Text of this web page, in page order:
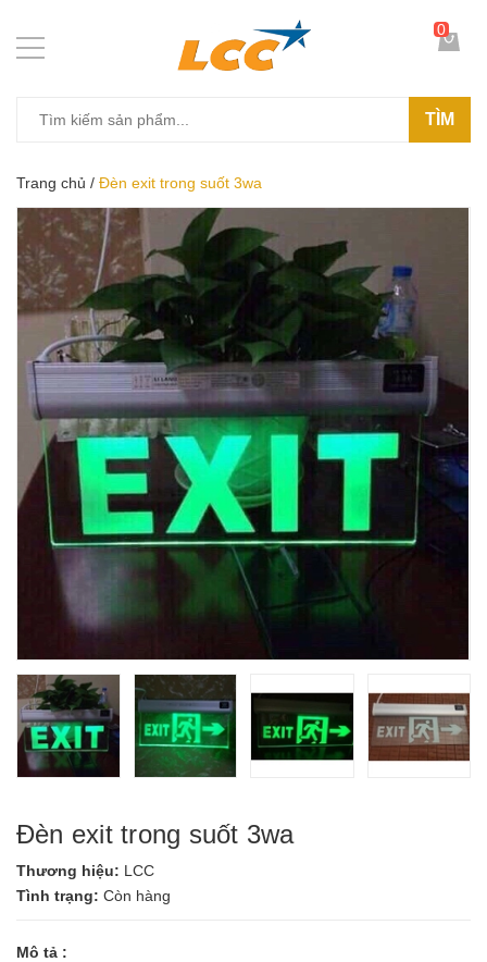
TÌM
0
Trang chủ / Đèn exit trong suốt 3wa
Đèn exit trong suốt 3wa
Thương hiệu: LCC
Tình trạng: Còn hàng
Mô tả :